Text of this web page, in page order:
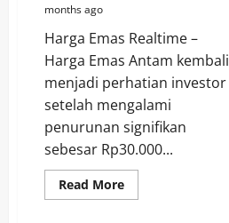
months ago
Harga Emas Realtime –
Harga Emas Antam kembali
menjadi perhatian investor
setelah mengalami
penurunan signifikan
sebesar Rp30.000...
Read MoreRead
more